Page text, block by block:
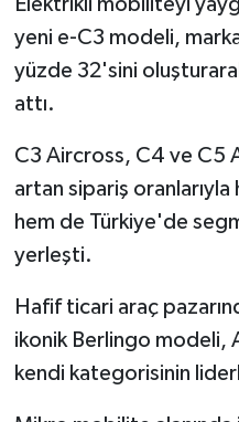
Elektrikli mobiliteyi
yeni e-C3 modeli,
yüzde 32'sini
attı.
C3 Aircross, C4 ve C5
artan sipariş
hem de Türkiye'de
yerleşti.
Hafif ticari araç
ikonik Berlingo modeli,
kendi kategorisinin